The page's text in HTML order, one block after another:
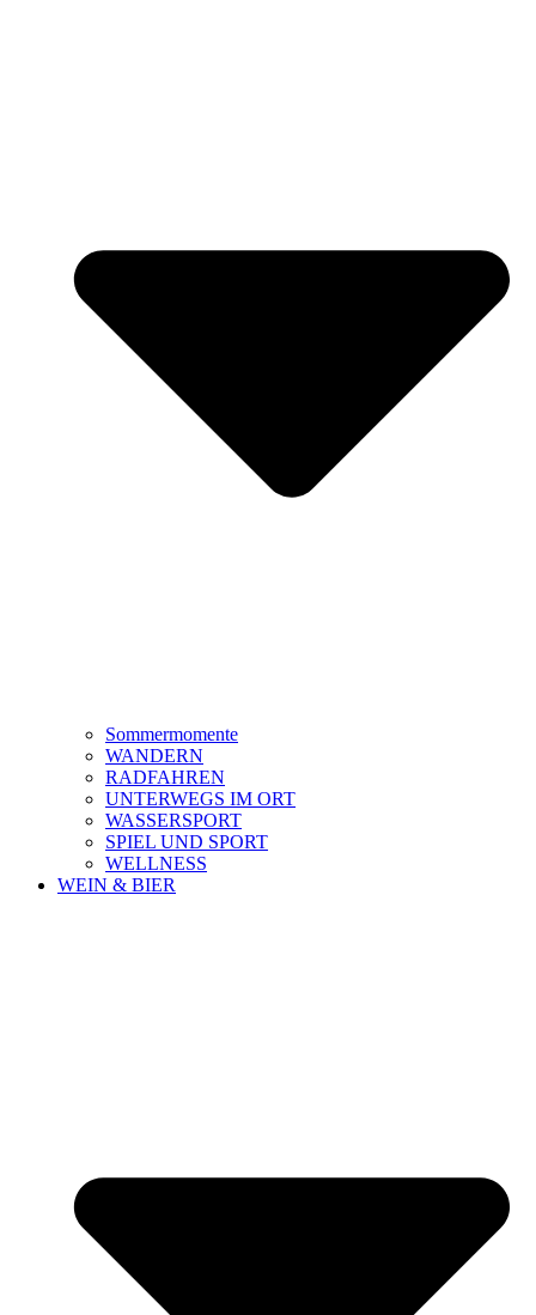
Sommermomente
WANDERN
RADFAHREN
UNTERWEGS IM ORT
WASSERSPORT
SPIEL UND SPORT
WELLNESS
WEIN & BIER